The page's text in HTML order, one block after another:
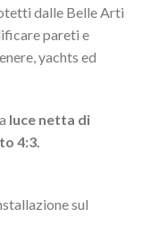
dalle Belle Arti
pareti e
yachts ed
luce netta di
4:3.
sul